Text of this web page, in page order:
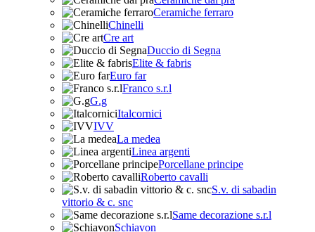
Ceramiche ferraro
Chinelli
Cre art
Duccio di Segna
Elite & fabris
Euro far
Franco s.r.l
G.g
Italcornici
IVV
La medea
Linea argenti
Porcellane principe
Roberto cavalli
S.v. di sabadin
vittorio & c. snc
Same decorazione s.r.l
Schiavon